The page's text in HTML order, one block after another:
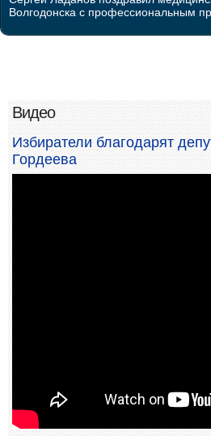
Волгодонска с профессиональным
Видео
Избиратели благодарят
Гордеева